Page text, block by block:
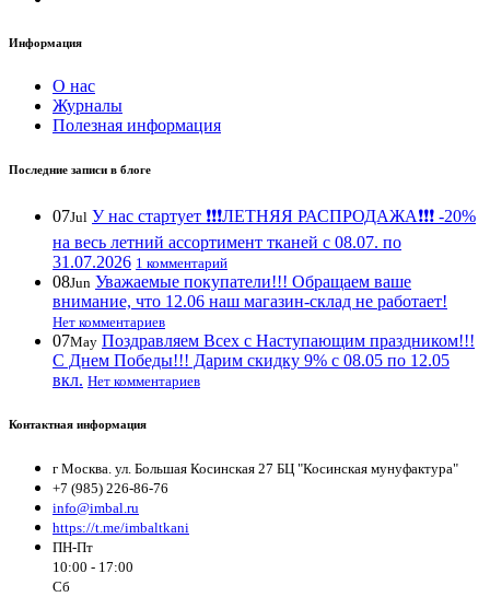
Информация
О нас
Журналы
Полезная информация
Последние записи в блоге
07Jul У нас стартует ❗️❗️❗️ЛЕТНЯЯ РАСПРОДАЖА❗️❗️❗️ -20%
на весь летний ассортимент тканей с 08.07. по
31.07.2026 1 комментарий
08Jun Уважаемые покупатели!!! Обращаем ваше
внимание, что 12.06 наш магазин-склад не работает!
Нет комментариев
07May Поздравляем Всех с Наступающим праздником!!!
С Днем Победы!!! Дарим скидку 9% с 08.05 по 12.05
вкл. Нет комментариев
Контактная информация
г Москва. ул. Большая Косинская 27 БЦ "Косинская мунуфактура"
+7 (985) 226-86-76
info@imbal.ru
https://t.me/imbaltkani
ПН-Пт
10:00 - 17:00
Сб